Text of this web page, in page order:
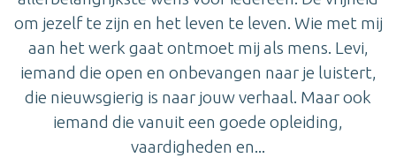
om jezelf te zijn en het leven te leven. Wie met mij
aan het werk gaat ontmoet mij als mens. Levi,
iemand die open en onbevangen naar je luistert,
die nieuwsgierig is naar jouw verhaal. Maar ook
iemand die vanuit een goede opleiding,
vaardigheden en...